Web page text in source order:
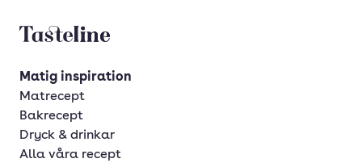
Tasteline startsida
Matig inspiration
Matrecept
Bakrecept
Dryck & drinkar
Alla våra recept